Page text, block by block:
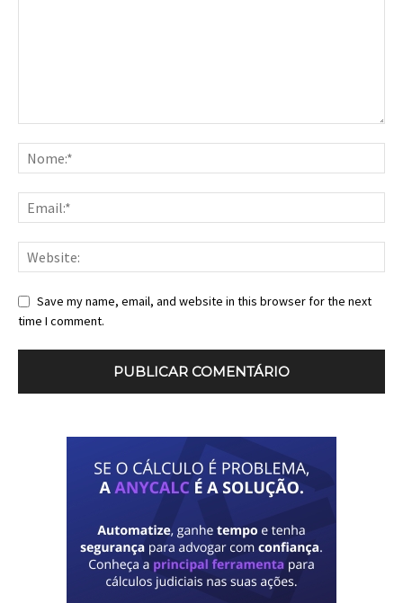
Save my name, email, and website in this browser for the next
time I comment.